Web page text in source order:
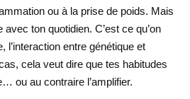
ou à la prise de poids. Mais
ton quotidien. C’est ce qu’on
l’interaction entre génétique et
cela veut dire que tes habitudes
ou au contraire l’amplifier.